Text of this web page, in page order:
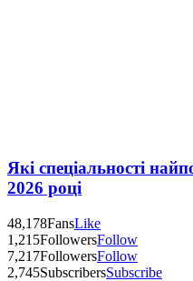
Які спеціальності
2026 році
48,178FansLike
1,215FollowersFollow
7,217FollowersFollow
2,745SubscribersSubscribe